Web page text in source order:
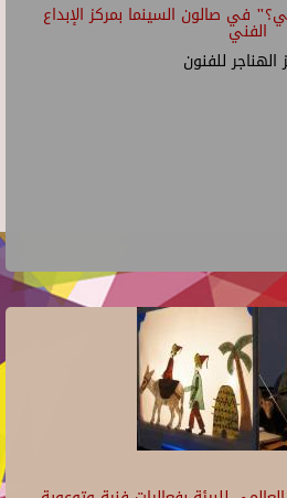
في صالون السينما بمركز الإبداع
الفني
الهناجر للفنون